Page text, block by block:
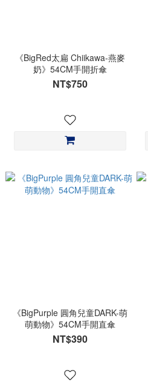
《BigRed太扁 Chiikawa-燕麥
奶》54CM手開折傘
NT$750
《BigPurple 圓角兒童DARK-萌
萌動物》54CM手開直傘
NT$390